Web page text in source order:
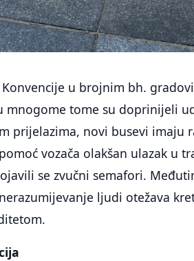
u brojnim bh.
mnogome tome su doprinijeli
prijelazima, novi busevi imaju
vozača olakšan ulazak u
se zvučni semafori.
ljudi otežava